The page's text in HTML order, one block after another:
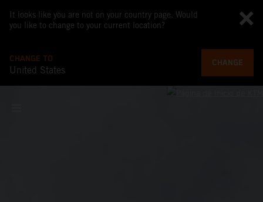
It looks like you are not on your country page. Would
you like to change to your current location?
CHANGE TO
United States
CHANGE